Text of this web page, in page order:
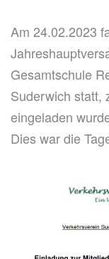
Am 24.02.2023
Gesamtschule
Suderwich statt,
eingeladen
Dies war die